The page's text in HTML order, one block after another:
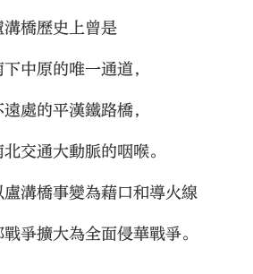
溝橋歷史上曾是
中原的唯一通道，
處的平漢鐵路橋，
交通大動脈的咽喉。
盧溝橋事變為藉口和導火線
爭擴大為全面侵華戰爭。